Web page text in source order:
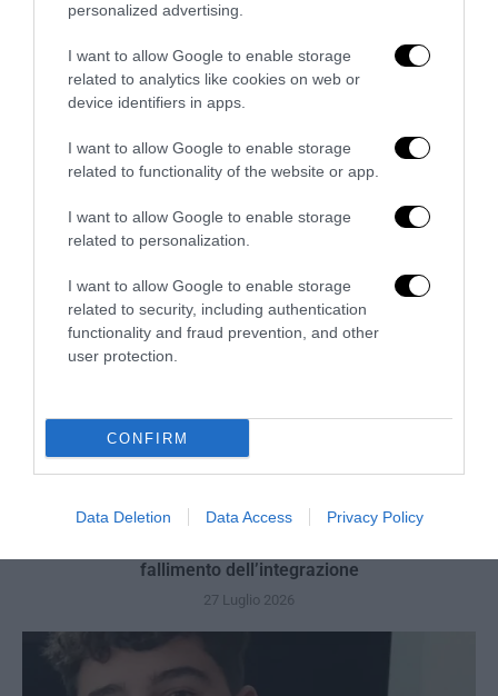
personalized advertising.
I want to allow Google to enable storage
related to analytics like cookies on web or
device identifiers in apps.
I want to allow Google to enable storage
related to functionality of the website or app.
I want to allow Google to enable storage
related to personalization.
I want to allow Google to enable storage
related to security, including authentication
functionality and fraud prevention, and other
user protection.
CONFIRM
Data Deletion Data Access Privacy Policy
la minaccia ma non riesce a...
29 Luglio 2026
fallimento dell’integrazione
27 Luglio 2026